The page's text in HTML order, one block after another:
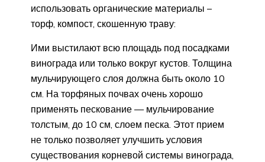
использовать органические материалы –
торф, компост, скошенную траву:
Ими выстилают всю площадь под посадками
винограда или только вокруг кустов. Толщина
мульчирующего слоя должна быть около 10
см. На торфяных почвах очень хорошо
применять пескование — мульчирование
толстым, до 10 см, слоем песка. Этот прием
не только позволяет улучшить условия
существования корневой системы винограда,